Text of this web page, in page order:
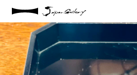
山田別荘8
NEWS
ARTISTS